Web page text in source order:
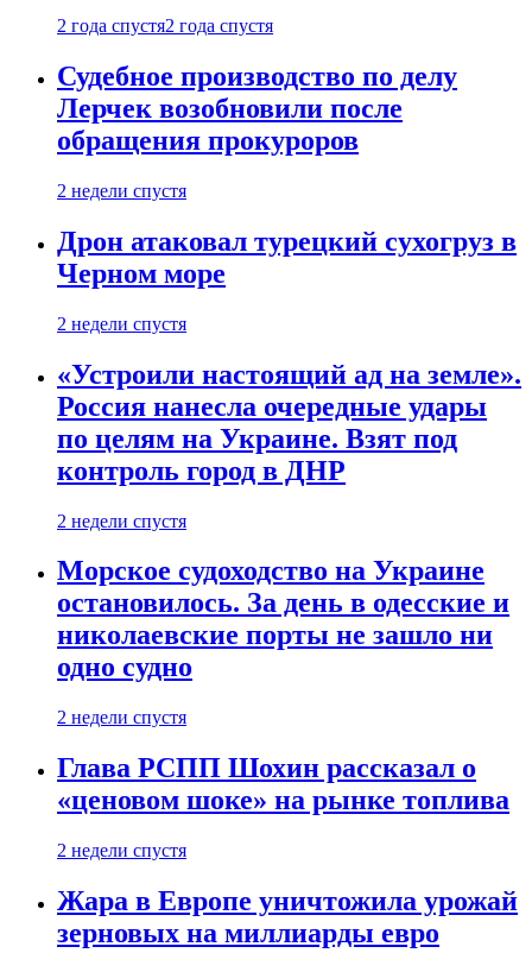
2 года спустя2 года спустя
Судебное производство по делу
Лерчек возобновили после
обращения прокуроров
2 недели спустя
Дрон атаковал турецкий сухогруз в
Черном море
2 недели спустя
«Устроили настоящий ад на земле».
Россия нанесла очередные удары
по целям на Украине. Взят под
контроль город в ДНР
2 недели спустя
Морское судоходство на Украине
остановилось. За день в одесские и
николаевские порты не зашло ни
одно судно
2 недели спустя
Глава РСПП Шохин рассказал о
«ценовом шоке» на рынке топлива
2 недели спустя
Жара в Европе уничтожила урожай
зерновых на миллиарды евро